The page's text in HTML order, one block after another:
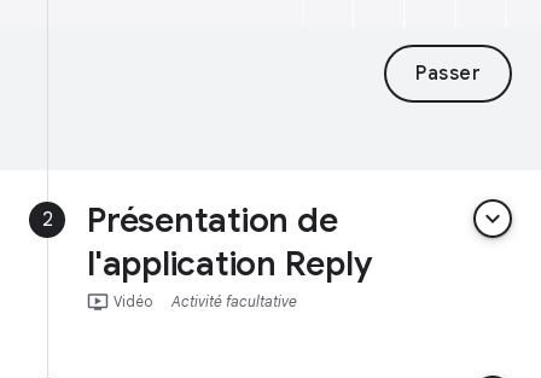
Passer
2
Présentation de
l'application Reply
keyboard_arrow_down
ondemand_video Vidéo Activité facultative